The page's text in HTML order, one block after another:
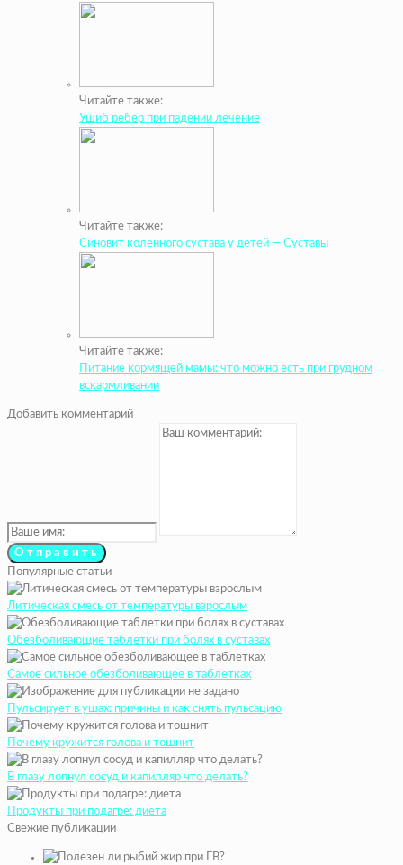
Читайте также:
Ушиб ребер при падении лечение
Читайте также:
Синовит коленного сустава у детей — Суставы
Читайте также:
Питание кормящей мамы: что можно есть при грудном
вскармливании
Добавить комментарий
Популярные статьи
Литическая смесь от температуры взрослым
Обезболивающие таблетки при болях в суставах
Самое сильное обезболивающее в таблетках
Пульсирует в ушах: причины и как снять пульсацию
Почему кружится голова и тошнит
В глазу лопнул сосуд и капилляр что делать?
Продукты при подагре: диета
Свежие публикации